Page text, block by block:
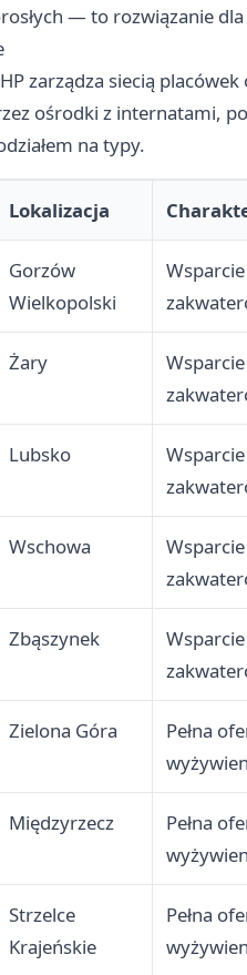
— to rozwiązanie
zarządza siecią
ośrodki z internatami,
na typy.
Lokalizacja
Gorzów
Wielkopolski
Żary
Lubsko
Wschowa
Zbąszynek
Zielona Góra
Pełna
Międzyrzecz
Pełna
Strzelce
Krajeńskie
Pełna